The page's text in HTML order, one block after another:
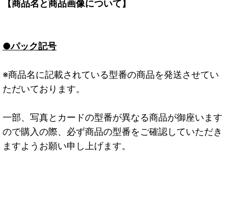
【商品名と商品画像について】
●パック記号
※商品名に記載されている型番の商品を発送させてい
ただいております。
一部、写真とカードの型番が異なる商品が御座います
ので購入の際、必ず商品の型番をご確認していただき
ますようお願い申し上げます。